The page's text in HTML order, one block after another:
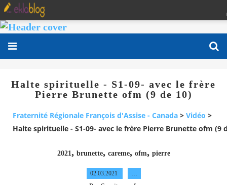
Halte spirituelle - S1-09- avec le frère
Pierre Brunette ofm (9 de 10)
Fraternité Régionale François d'Assise - Canada > Vidéo >
Halte spirituelle - S1-09- avec le frère Pierre Brunette ofm (9
2021 , brunette, careme, ofm, pierre
02.03.2021